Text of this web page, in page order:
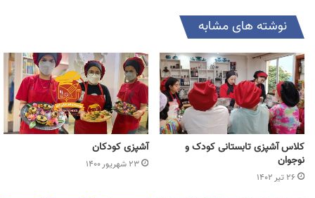
نوشته های مشابه
کلاس آشپزی تابستانی کودک و
نوجوان
۲۶ تیر ۱۴۰۲
آشپزی کودکان
۲۳ شهریور ۱۴۰۰